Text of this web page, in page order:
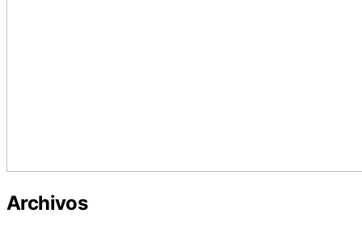
Archivos